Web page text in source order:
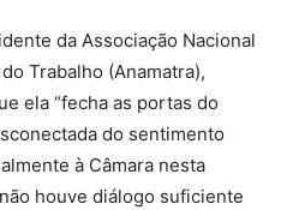
da Associação Nacional
Trabalho (Anamatra),
ela “fecha as portas do
do sentimento
à Câmara nesta
houve diálogo suficiente